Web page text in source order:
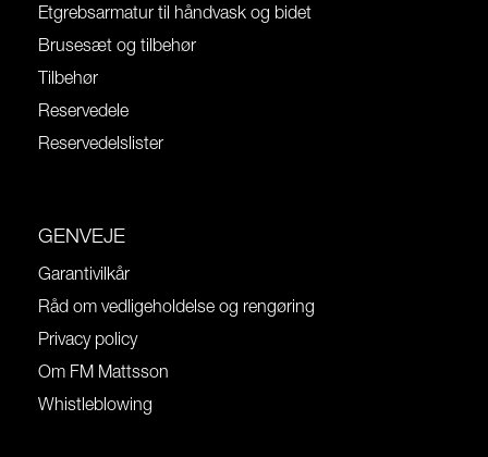
Etgrebsarmatur til håndvask og bidet
Brusesæt og tilbehør
Tilbehør
Reservedele
Reservedelslister
GENVEJE
Garantivilkår
Råd om vedligeholdelse og rengøring
Privacy policy
Om FM Mattsson
Whistleblowing